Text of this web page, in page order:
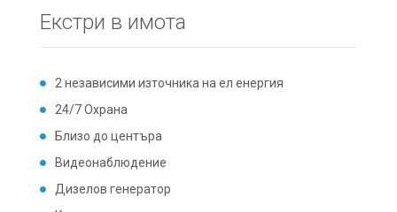
Екстри в имота
2 независими източника на ел енергия
24/7 Охрана
Близо до центъра
Видеонаблюдение
Дизелов генератор